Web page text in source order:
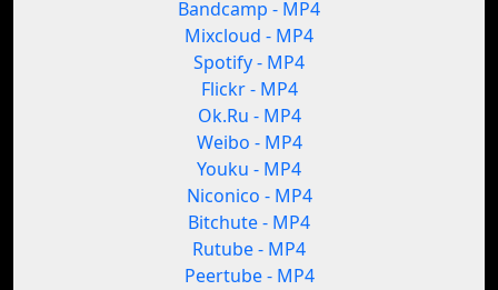
Bandcamp - MP4
Mixcloud - MP4
Spotify - MP4
Flickr - MP4
Ok.Ru - MP4
Weibo - MP4
Youku - MP4
Niconico - MP4
Bitchute - MP4
Rutube - MP4
Peertube - MP4